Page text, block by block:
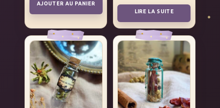
AJOUTER AU PANIER
LIRE LA SUITE